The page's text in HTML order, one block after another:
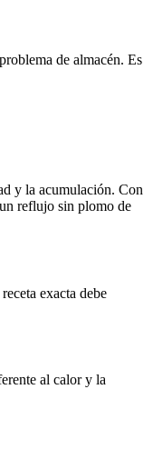
de almacén. Es
y la acumulación. Con
reflujo sin plomo de
exacta debe
al calor y la